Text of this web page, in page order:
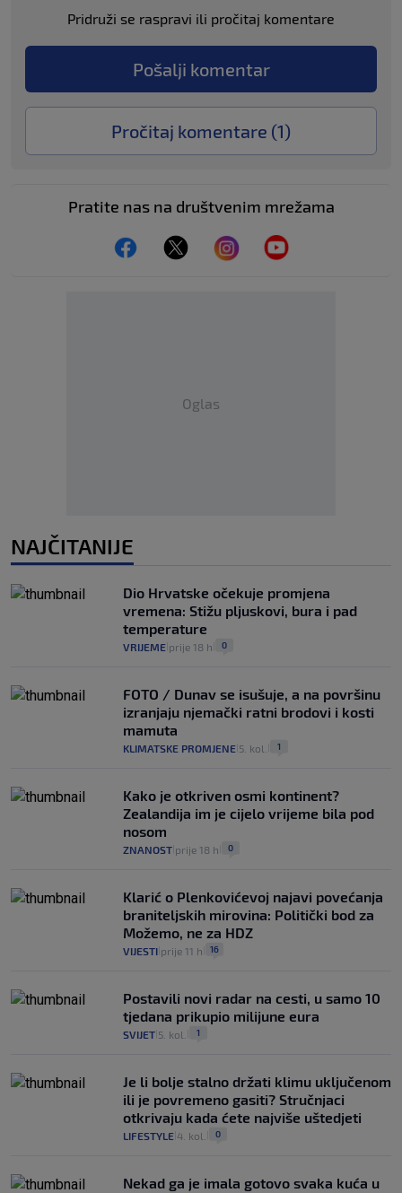
Pridruži se raspravi ili pročitaj komentare
Pošalji komentar
Pročitaj komentare (1)
Pratite nas na društvenim mrežama
Oglas
NAJČITANIJE
Dio Hrvatske očekuje promjena
vremena: Stižu pljuskovi, bura i pad
temperature
VRIJEME prije 18 h 0
FOTO / Dunav se isušuje, a na površinu
izranjaju njemački ratni brodovi i kosti
mamuta
KLIMATSKE PROMJENE 5. kol. 1
Kako je otkriven osmi kontinent?
Zealandija im je cijelo vrijeme bila pod
nosom
ZNANOST prije 18 h 0
Klarić o Plenkovićevoj najavi povećanja
braniteljskih mirovina: Politički bod za
Možemo, ne za HDZ
VIJESTI prije 11 h 16
Postavili novi radar na cesti, u samo 10
tjedana prikupio milijune eura
SVIJET 5. kol. 1
Je li bolje stalno držati klimu uključenom
ili je povremeno gasiti? Stručnjaci
otkrivaju kada ćete najviše uštedjeti
LIFESTYLE 4. kol. 0
Nekad ga je imala gotovo svaka kuća u